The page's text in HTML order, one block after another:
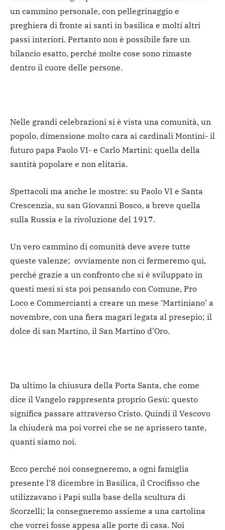
un cammino personale, con pellegrinaggio e
preghiera di fronte ai santi in basilica e molti altri
passi interiori. Pertanto non è possibile fare un
bilancio esatto, perché molte cose sono rimaste
dentro il cuore delle persone.
Nelle grandi celebrazioni si è vista una comunità, un
popolo, dimensione molto cara ai cardinali Montini- il
futuro papa Paolo VI- e Carlo Martini: quella della
santità popolare e non elitaria.
Spettacoli ma anche le mostre: su Paolo VI e Santa
Crescenzia, su san Giovanni Bosco, a breve quella
sulla Russia e la rivoluzione del 1917.
Un vero cammino di comunità deve avere tutte
queste valenze; ovviamente non ci fermeremo qui,
perché grazie a un confronto che si è sviluppato in
questi mesi si sta poi pensando con Comune, Pro
Loco e Commercianti a creare un mese ‘Martiniano’ a
novembre, con una fiera magari legata al presepio; il
dolce di san Martino, il San Martino d’Oro.
Da ultimo la chiusura della Porta Santa, che come
dice il Vangelo rappresenta proprio Gesù: questo
significa passare attraverso Cristo. Quindi il Vescovo
la chiuderà ma poi vorrei che se ne aprissero tante,
quanti siamo noi.
Ecco perché noi consegneremo, a ogni famiglia
presente l’8 dicembre in Basilica, il Crocifisso che
utilizzavano i Papi sulla base della scultura di
Scorzelli; la consegneremo assieme a una cartolina
che vorrei fosse appesa alle porte di casa. Noi